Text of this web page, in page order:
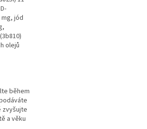
mg, jód
olejů
během
zvyšujte
a věku